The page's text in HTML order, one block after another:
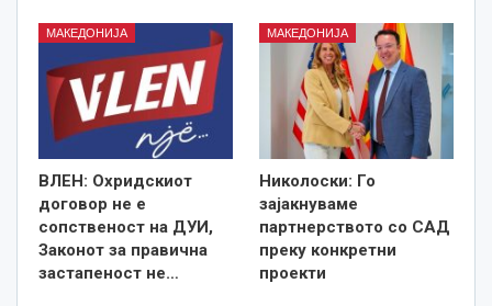
МАКЕДОНИЈА
ВЛЕН: Охридскиот
договор не е
сопственост на ДУИ,
Законот за правична
застапеност не…
МАКЕДОНИЈА
Николоски: Го
зајакнуваме
партнерството со САД
преку конкретни
проекти